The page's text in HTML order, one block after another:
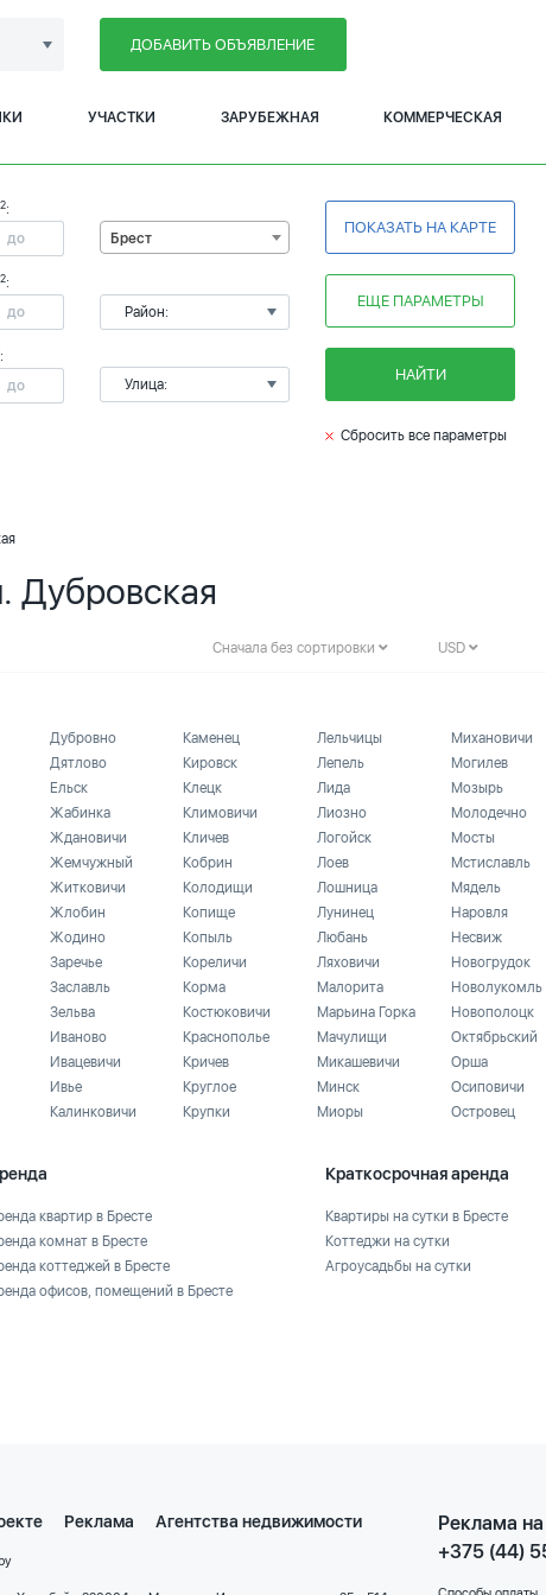
ДОБАВИТЬ ОБЪЯВЛЕНИЕ
УЧАСТКИ ЗАРУБЕЖНАЯ КОММЕРЧЕСКАЯ
2:
2:
:
Брест
Район:
Улица:
ПОКАЗАТЬ НА КАРТЕ
ЕЩЕ ПАРАМЕТРЫ
НАЙТИ
Сбросить все параметры
Дубровская
Сначала без сортировки USD
Дубровно
Дятлово
Ельск
Жабинка
Ждановичи
Жемчужный
Житковичи
Жлобин
Жодино
Заречье
Заславль
Зельва
Иваново
Ивацевичи
Ивье
Калинковичи
Каменец
Кировск
Клецк
Климовичи
Кличев
Кобрин
Колодищи
Копище
Копыль
Кореличи
Корма
Костюковичи
Краснополье
Кричев
Круглое
Крупки
Лельчицы
Лепель
Лида
Лиозно
Логойск
Лоев
Лошница
Лунинец
Любань
Ляховичи
Малорита
Марьина Горка
Мачулищи
Микашевичи
Минск
Миоры
Михановичи
Могилев
Мозырь
Молодечно
Мосты
Мстиславль
Мядель
Наровля
Несвиж
Новогрудок
Новолукомль
Новополоцк
Октябрьский
Орша
Осиповичи
Островец
квартир в Бресте
комнат в Бресте
коттеджей в Бресте
офисов, помещений в Бресте
Краткосрочная аренда
Квартиры на сутки в Бресте
Коттеджи на сутки
Агроусадьбы на сутки
Реклама Агентства недвижимости
Реклама
+375 (44)